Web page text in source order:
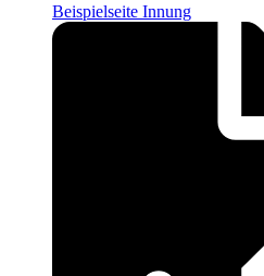
Beispielseite Innung